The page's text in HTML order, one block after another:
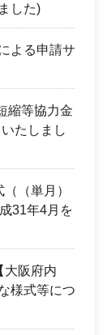
した)
よる申請サ
縮等協力金
たしまし
（単月）
31年4月を
大阪府内
様式等につ